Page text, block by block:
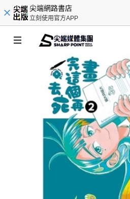
尖端網路書店
立刻使用官方APP